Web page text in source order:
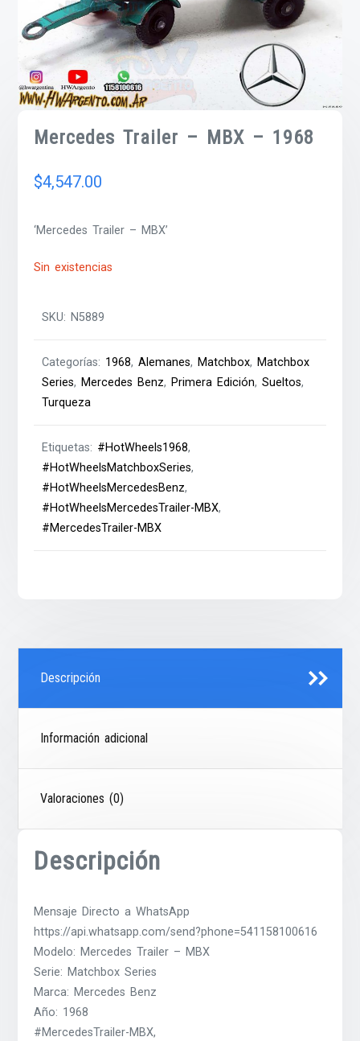
Mercedes Trailer – MBX – 1968
$4,547.00
‘Mercedes Trailer – MBX’
Sin existencias
SKU: N5889
Categorías: 1968,Alemanes, Matchbox, Matchbox
Series, Mercedes Benz, Primera Edición,Sueltos,
Turqueza
Etiquetas: #HotWheels1968,
#HotWheelsMatchboxSeries,
#HotWheelsMercedesBenz,
#HotWheelsMercedesTrailer-MBX,
#MercedesTrailer-MBX
Descripción
Información adicional
Valoraciones (0)
Descripción
Mensaje Directo a WhatsApp
https://api.whatsapp.com/send?phone=541158100616
Modelo: Mercedes Trailer – MBX
Serie: Matchbox Series
Marca: Mercedes Benz
Año: 1968
#MercedesTrailer-MBX,